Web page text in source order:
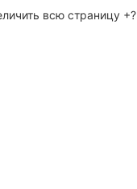
всю страницу +?